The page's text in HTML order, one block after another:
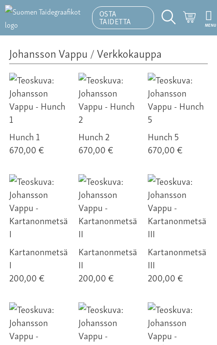
OSTA
TAIDETTA
Hakutoiminto
MENU
Johansson Vappu /Verkkokauppa
Hunch 1
670,00 €
Hunch 2
670,00 €
Hunch 5
670,00 €
Kartanonmetsä
I
200,00 €
Kartanonmetsä
II
200,00 €
Kartanonmetsä
III
200,00 €